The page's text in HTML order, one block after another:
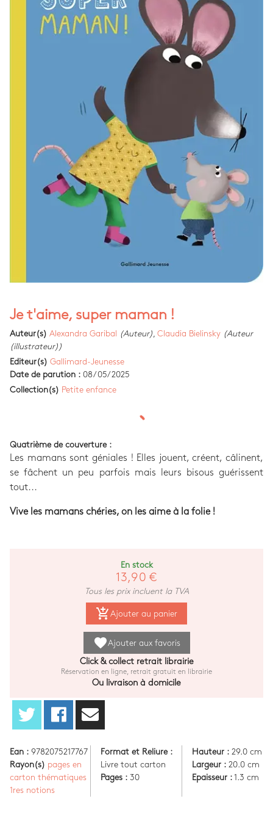
Je t'aime, super maman !
Auteur(s) Alexandra Garibal (Auteur) Claudia Bielinsky (Auteur
(illustrateur))
Editeur(s) Gallimard-Jeunesse
Date de parution : 08/05/2025
Collection(s) Petite enfance
Quatrième de couverture :
Les mamans sont géniales ! Elles jouent, créent, câlinent,
se fâchent un peu parfois mais leurs bisous guérissent
tout...
Vive les mamans chéries, on les aime à la folie !
En stock
13,90 €
Tous les prix incluent la TVA
add_shopping_cart Ajouter au panier
favoriteAjouter aux favoris
Click & collect retrait librairie
Réservation en ligne, retrait gratuit en librairie
Ou livraison à domicile
Ean : 9782075217767
Rayon(s) pages en
carton thématiques
1res notions
Format et Reliure :
Livre tout carton
Pages : 30
Hauteur :29.0 cm
Largeur :20.0 cm
Epaisseur :1.3 cm